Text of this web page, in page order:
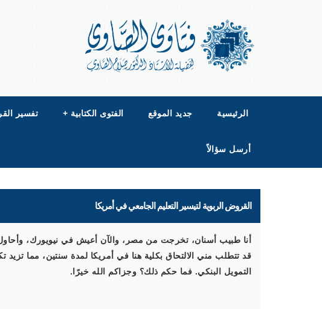
الرئيسية جديد الموقع الفتوى الكتابية + تفسير
أرسل سؤالاً
القروض الربوية لتيسير التعليم الجامعي في أمريكا
أنا طبيب أسنان، تخرجت من مصر، والآن أعيش في نيويورك،
قد تتطلب مني الالتحاق بكلية هنا في أمريكا لمدة سنتين، مما تزيد
التمويل البنكي. فما حكم ذلك؟ وجزاكم الله خيرًا.